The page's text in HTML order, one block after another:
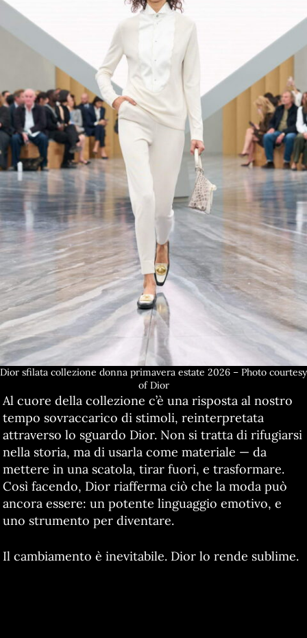
Dior sfilata collezione donna primavera estate 2026 – Photo courtesy
of Dior
Al cuore della collezione c’è una risposta al nostro
tempo sovraccarico di stimoli, reinterpretata
attraverso lo sguardo Dior. Non si tratta di rifugiarsi
nella storia, ma di usarla come materiale — da
mettere in una scatola, tirar fuori, e trasformare.
Così facendo, Dior riafferma ciò che la moda può
ancora essere: un potente linguaggio emotivo, e
uno strumento per diventare.
Il cambiamento è inevitabile. Dior lo rende sublime.